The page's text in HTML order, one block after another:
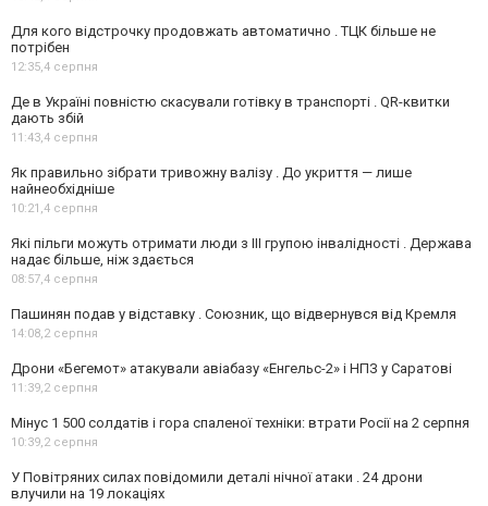
Для кого відстрочку продовжать автоматично . ТЦК більше не
потрібен
12:35,4 серпня
Де в Україні повністю скасували готівку в транспорті . QR-квитки
дають збій
11:43,4 серпня
Як правильно зібрати тривожну валізу . До укриття — лише
найнеобхідніше
10:21,4 серпня
Які пільги можуть отримати люди з III групою інвалідності . Держава
надає більше, ніж здається
08:57,4 серпня
Пашинян подав у відставку . Союзник, що відвернувся від Кремля
14:08,2 серпня
Дрони «Бегемот» атакували авіабазу «Енгельс-2» і НПЗ у Саратові
11:39,2 серпня
Мінус 1 500 солдатів і гора спаленої техніки: втрати Росії на 2 серпня
10:39,2 серпня
У Повітряних силах повідомили деталі нічної атаки . 24 дрони
влучили на 19 локаціях